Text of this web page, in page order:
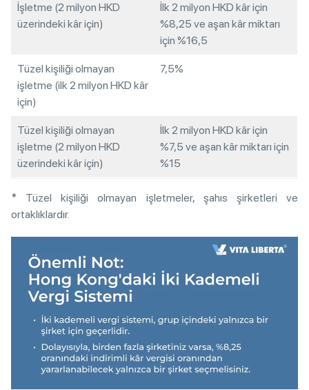
İşletme (2 milyon HKD
üzerindeki kâr için)
İlk 2 milyon HKD kâr için
%8,25 ve aşan kâr miktarı
için %16,5
Tüzel kişiliği olmayan
işletme (ilk 2 milyon HKD kâr
için)
7,5%
Tüzel kişiliği olmayan
işletme (2 milyon HKD
üzerindeki kâr için)
İlk 2 milyon HKD kâr için
%7,5 ve aşan kâr miktarı için
%15
* Tüzel kişiliği olmayan işletmeler, şahıs şirketleri ve
ortaklıklardır.